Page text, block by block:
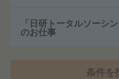
「日研トータルソーシ
のお仕事
条件を